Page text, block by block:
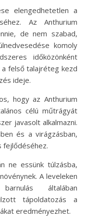
elengedhetetlen a
Az Anthurium
de nem szabad,
komoly
időközönként
a felső talajréteg kezd
ideje.
hogy az Anthurium
célú műtrágyát
javasolt alkalmazni.
és a virágzásban,
fejlődéséhez.
ne essünk túlzásba,
A leveleken
általában
tápoldatozás a
eredményezhet.